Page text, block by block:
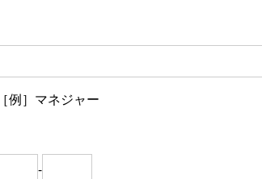
［例］マネジャー
-